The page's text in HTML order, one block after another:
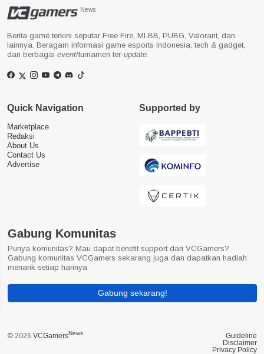
News
Berita game terkini seputar Free Fire, MLBB, PUBG, Valorant, dan
lainnya. Beragam informasi game esports Indonesia, tech & gadget,
dan berbagai event/turnamen ter-update
Quick Navigation
Marketplace
Redaksi
About Us
Contact Us
Advertise
Supported by
Gabung Komunitas
Punya komunitas? Mau dapat benefit support dari VCGamers?
Gabung komunitas VCGamers sekarang juga dan dapatkan hadiah
menarik setiap harinya.
Gabung sekarang!
© 2026 VCGamersNews
Guideline
Disclaimer
Privacy Policy